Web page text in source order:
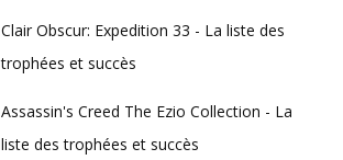
Clair Obscur: Expedition 33 - La liste des
trophées et succès
Assassin's Creed The Ezio Collection - La
liste des trophées et succès